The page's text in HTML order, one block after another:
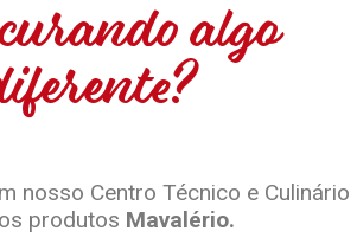
algo
nosso Centro Técnico e Culinário
produtos Mavalério.